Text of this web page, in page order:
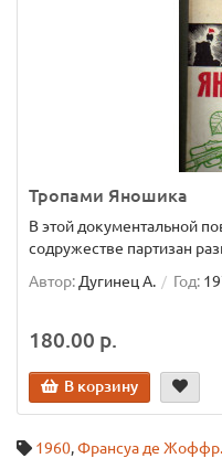
Тропами Яношика
В этой документальной
содружестве партизан
Автор: Дугинец А. Год:
180.00 р.
В корзину
1960,Франсуа де Жоффр.